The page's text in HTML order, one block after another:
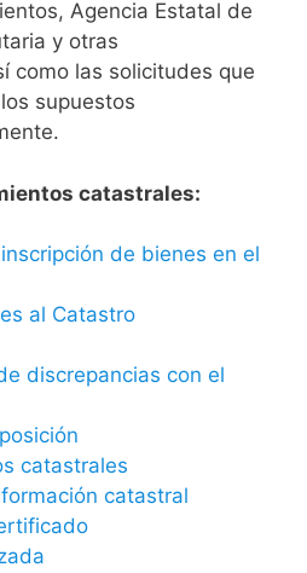
Agencia Estatal de
y otras
como las solicitudes que
supuestos
catastrales:
de bienes en el
al Catastro
discrepancias con el
catastrales
catastral